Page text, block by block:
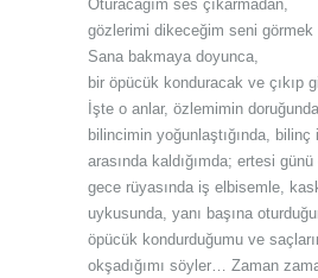
Oturacağım ses çıkarmadan,
gözlerimi dikeceğim seni görmek
Sana bakmaya doyunca,
bir öpücük konduracak ve çıkıp
İşte o anlar, özlemimin
bilincimin yoğunlaştığında, bilinç
arasında kaldığımda; ertesi
gece rüyasında iş elbisemle,
uykusunda, yanı başına
öpücük kondurduğumu ve
okşadığımı söyler… Zaman